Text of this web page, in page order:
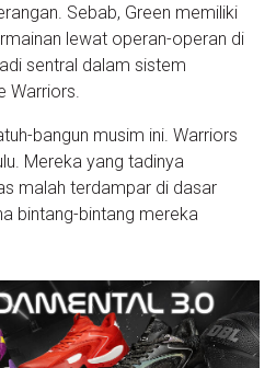
Sebab, Green memiliki
lewat operan-operan di
sentral dalam sistem
Warriors.
bangun musim ini. Warriors
Mereka yang tadinya
malah terdampar di dasar
bintang-bintang mereka